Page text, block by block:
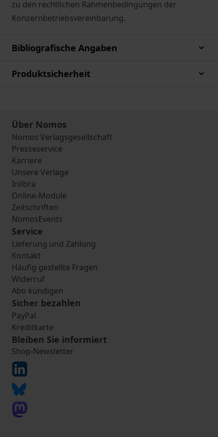
zu den rechtlichen Rahmenbedingungen der
Konzernbetriebsvereinbarung.
Bibliografische Angaben
Produktsicherheit
Über Nomos
Nomos Verlagsgesellschaft
Presseservice
Karriere
Unsere Verlage
Inlibra
Online-Module
Zeitschriften
NomosEvents
Service
Lieferung und Zahlung
Kontakt
Häufig gestellte Fragen
Widerruf
Abo kündigen
Sicher bezahlen
PayPal
Kreditkarte
Bleiben Sie informiert
Shop-Newsletter